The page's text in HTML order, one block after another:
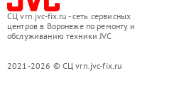
СЦ vrn.jvc-fix.ru - сеть сервисных
центров в Воронеже по ремонту и
обслуживанию техники JVC
2021-2026 © СЦ vrn.jvc-fix.ru